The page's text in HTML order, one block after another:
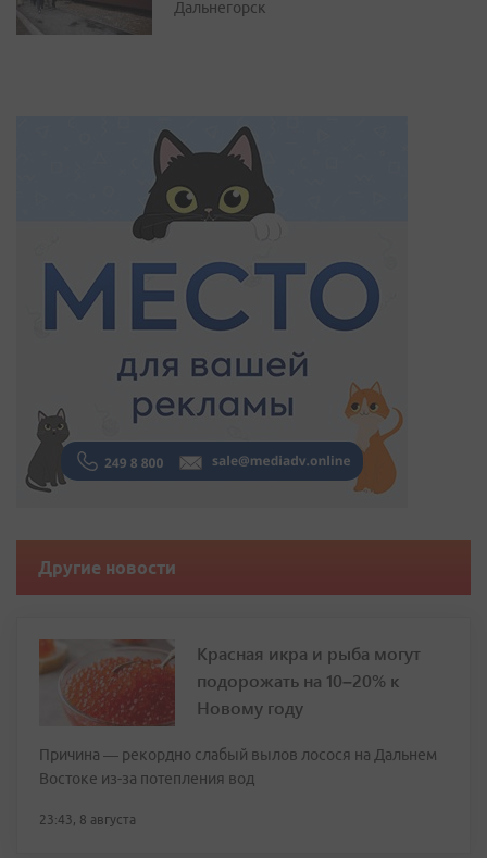
Дальнегорск
Другие новости
Красная икра и рыба могут
подорожать на 10–20% к
Новому году
Причина — рекордно слабый вылов лосося на Дальнем
Востоке из-за потепления вод
23:43, 8 августа